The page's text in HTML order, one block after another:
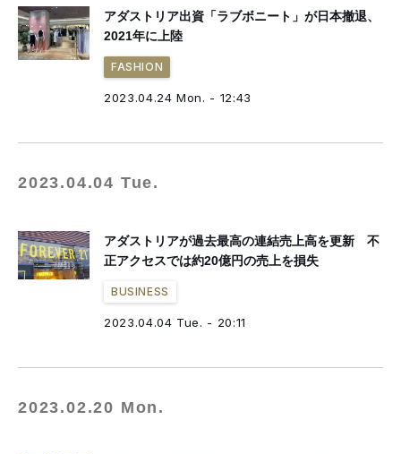
アダストリア出資「ラブボニート」が日本撤退、
2021年に上陸
FASHION
2023.04.24 Mon. - 12:43
2023.04.04 Tue.
アダストリアが過去最高の連結売上高を更新 不
正アクセスでは約20億円の売上を損失
BUSINESS
2023.04.04 Tue. - 20:11
2023.02.20 Mon.